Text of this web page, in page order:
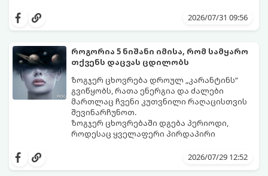
ზოდიაქოს 4 ნიშანს ფინანსური წარმატების
შორის, ვისაც აგვისტოში ფინანსური
2026/07/31 09:56
როგორია 5 ნიშანი იმისა, რომ სამყარო
თქვენს დაცვას ცდილობს
ზოგჯერ ცხოვრება დროულ „კარანტინს“
გვიწყობს, რათა ენერგია და ძალები
მართლაც ჩვენი კუთვნილი რაღაცისთვის
შევინარჩუნოთ.
ზოგჯერ ცხოვრებაში დგება პერიოდი,
როდესაც ყველაფერი პირდაპირი
იშლება მნიშვნელოვანი გარიგებები,
2026/07/29 12:52